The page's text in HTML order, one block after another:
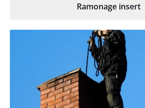
Ramonage insert